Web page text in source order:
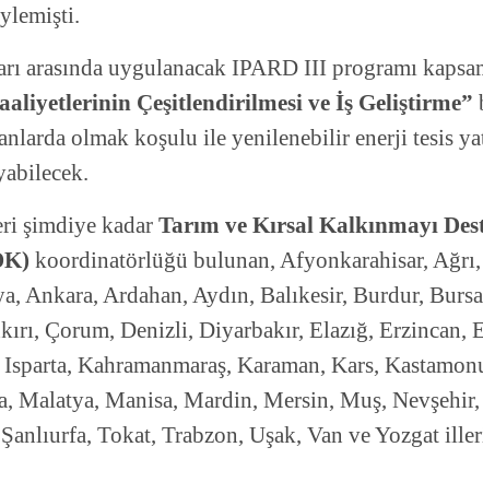
arasında uygulanacak IPARD III programı
Çeşitlendirilmesi ve İş Geliştirme”
olmak koşulu ile yenilenebilir enerji tesis
şimdiye kadar Tarım ve Kırsal Kalkınmayı
koordinatörlüğü bulunan, Afyonkarahisar, Ağrı,
Ankara, Ardahan, Aydın, Balıkesir, Burdur,
Çorum, Denizli, Diyarbakır, Elazığ, Erzincan,
Kahramanmaraş, Karaman, Kars,
Malatya, Manisa, Mardin, Mersin, Muş,
Tokat, Trabzon, Uşak, Van ve Yozgat